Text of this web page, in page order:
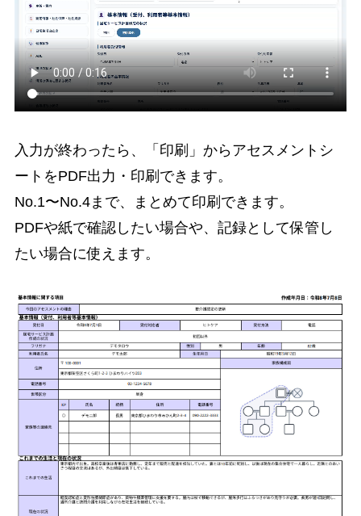
入力が終わったら、「印刷」からアセスメントシ
ートをPDF出力・印刷できます。
No.1〜No.4まで、まとめて印刷できます。
PDFや紙で確認したい場合や、記録として保管し
たい場合に使えます。